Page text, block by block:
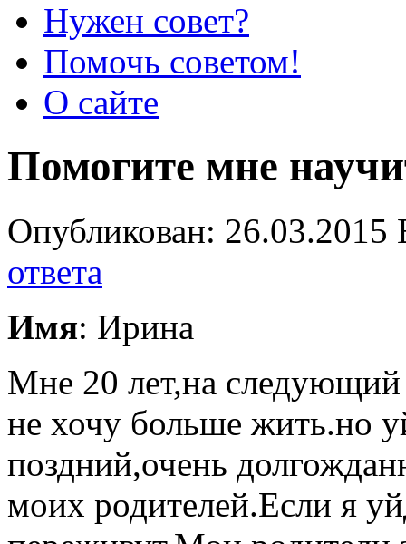
Нужен совет?
Помочь советом!
О сайте
Помогите мне
Опубликован:
ответа
Имя: Ирина
Мне 20 лет,на следующий
не хочу больше жить.но
поздний,очень
моих родителей.Если я